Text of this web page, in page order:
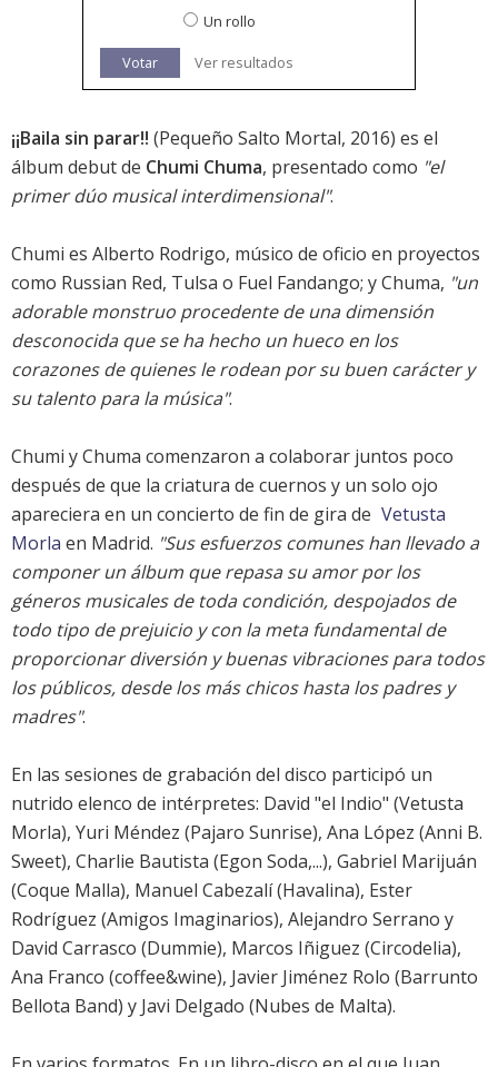
Un rollo
Votar Ver resultados
¡¡Baila sin parar!! (Pequeño Salto Mortal, 2016) es el
álbum debut de Chumi Chuma, presentado como "el
primer dúo musical interdimensional".
Chumi es Alberto Rodrigo, músico de oficio en proyectos
como Russian Red, Tulsa o Fuel Fandango; y Chuma, "un
adorable monstruo procedente de una dimensión
desconocida que se ha hecho un hueco en los
corazones de quienes le rodean por su buen carácter y
su talento para la música".
Chumi y Chuma comenzaron a colaborar juntos poco
después de que la criatura de cuernos y un solo ojo
apareciera en un concierto de fin de gira de Vetusta
Morla en Madrid. "Sus esfuerzos comunes han llevado a
componer un álbum que repasa su amor por los
géneros musicales de toda condición, despojados de
todo tipo de prejuicio y con la meta fundamental de
proporcionar diversión y buenas vibraciones para todos
los públicos, desde los más chicos hasta los padres y
madres".
En las sesiones de grabación del disco participó un
nutrido elenco de intérpretes: David "el Indio" (Vetusta
Morla), Yuri Méndez (Pajaro Sunrise), Ana López (Anni B.
Sweet), Charlie Bautista (Egon Soda,...), Gabriel Marijuán
(Coque Malla), Manuel Cabezalí (Havalina), Ester
Rodríguez (Amigos Imaginarios), Alejandro Serrano y
David Carrasco (Dummie), Marcos Iñiguez (Circodelia),
Ana Franco (coffee&wine), Javier Jiménez Rolo (Barrunto
Bellota Band) y Javi Delgado (Nubes de Malta).